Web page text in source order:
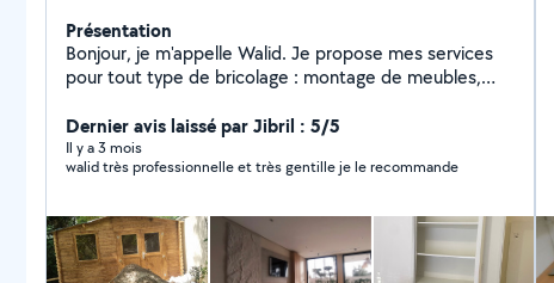
Présentation
Bonjour, je m'appelle Walid. Je propose mes services
pour tout type de bricolage : montage de meubles,
etc.penture enduit parque tout type de décoration et
ronvation J'ai de l'expérience dans ce domaine, je suis
motivé, ponctuel et sérieux. Je travaille proprement et
à vos besoins. N'hésitez pas à me contacter pour toute
demande !
Dernier avis laissé par Jibril : 5/5
Il y a 3 mois
walid très professionnelle et très gentille je le recommande